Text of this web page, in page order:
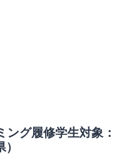
ング履修学生対象：